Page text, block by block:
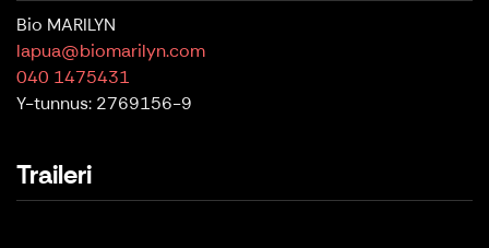
Bio MARILYN
lapua@biomarilyn.com
040 1475431
Y-tunnus: 2769156-9
Traileri